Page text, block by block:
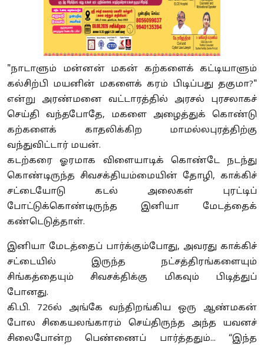
"நாடாளும் மன்னன் மகன் கற்களைக் கட்டியாளும்
கல்சிற்பி மயனின் மகளைக் கரம் பிடிப்பது தகுமா?"
என்று அரண்மனை வட்டாரத்தில் அரசல் புரசலாகச்
செய்தி வந்தபோதே, மகளை அழைத்துக் கொண்டு
கற்களைக் காதலிக்கிற மாமல்லபுரத்திற்கு
வந்துவிட்டார் மயன்.
கடற்கரை ஓரமாக விளையாடிக் கொண்டே நடந்து
கொண்டிருந்த சிவசக்தியம்மையின் தோழி, காக்கிச்
சட்டையோடு கடல் அலைகள் புரட்டிப்
போட்டுக்கொண்டிருந்த இனியா மேடத்தைக்
கண்டெடுத்தாள்.
இனியா மேடத்தைப் பார்க்கும்போது, அவரது காக்கிச்
சட்டையில் இருந்த நட்சத்திரங்களையும்
சிங்கத்தையும் சிவசக்திக்கு மிகவும் பிடித்துப்
போனது.
கி.பி. 726ல் அங்கே வந்திறங்கிய ஒரு ஆண்மகன்
போல சிகையலங்காரம் செய்திருந்த அந்த யவனச்
சிலைபோன்ற பெண்ணைப் பார்த்ததும்... “இந்த